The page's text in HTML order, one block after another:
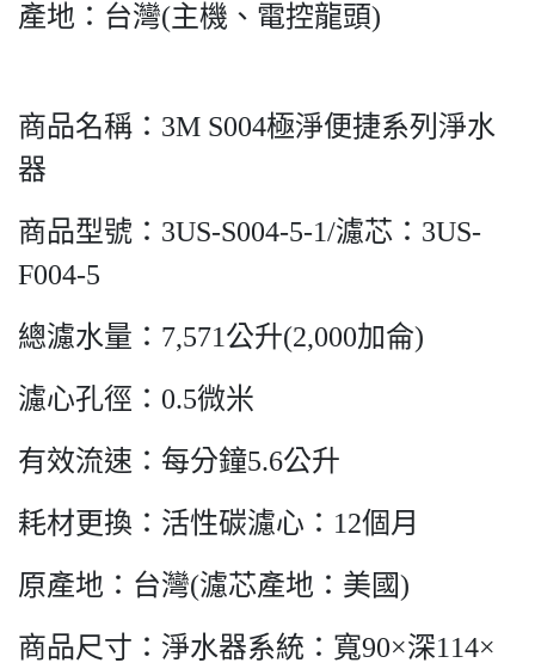
產地：台灣(主機、電控龍頭)
商品名稱：3M S004極淨便捷系列淨水
器
商品型號：3US-S004-5-1/濾芯：3US-
F004-5
總濾水量：7,571公升(2,000加侖)
濾心孔徑：0.5微米
有效流速：每分鐘5.6公升
耗材更換：活性碳濾心：12個月
原產地：台灣(濾芯產地：美國)
商品尺寸：淨水器系統：寬90×深114×